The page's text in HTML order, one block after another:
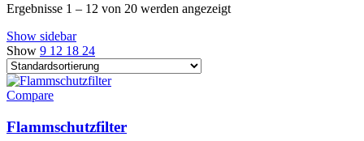
Ergebnisse 1 – 12 von 20 werden angezeigt
Show sidebar
Show 9 12 18 24
Compare
Flammschutzfilter